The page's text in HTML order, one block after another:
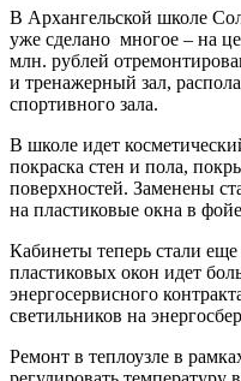
В Архангельской школе
уже сделано многое – на
млн. рублей
и тренажерный зал,
спортивного зала.
В школе идет
покраска стен и пола,
поверхностей. Заменены
на пластиковые окна в
Кабинеты теперь стали
пластиковых окон идет
энергосервисного
светильников на
Ремонт в теплоузле в